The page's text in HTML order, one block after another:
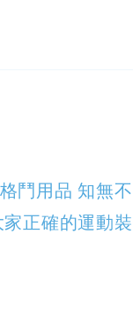
鬥用品 知無
正確的運動